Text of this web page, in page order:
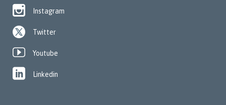
 Instagram
Twitter
 Youtube
 Linkedin